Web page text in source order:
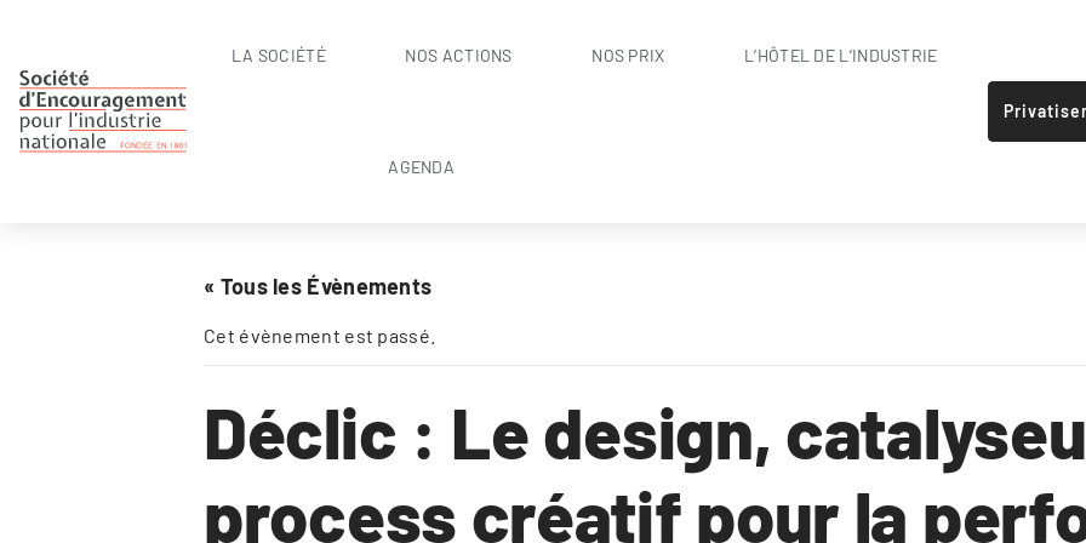
LA SOCIÉTÉ NOS ACTIONS NOS PRIX L’HÔTEL DE L’INDUSTRIE
AGENDA
« Tous les Évènements
Cet évènement est passé.
Déclic : Le design,
process créatif pour la